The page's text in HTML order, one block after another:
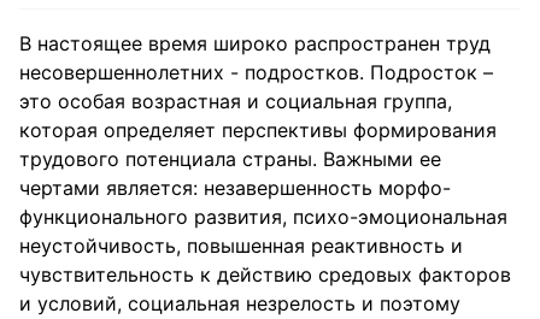
В настоящее время широко распространен труд
несовершеннолетних - подростков. Подросток –
это особая возрастная и социальная группа,
которая определяет перспективы формирования
трудового потенциала страны. Важными ее
чертами является: незавершенность морфо-
функционального развития, психо-эмоциональная
неустойчивость, повышенная реактивность и
чувствительность к действию средовых факторов
и условий, социальная незрелость и поэтому